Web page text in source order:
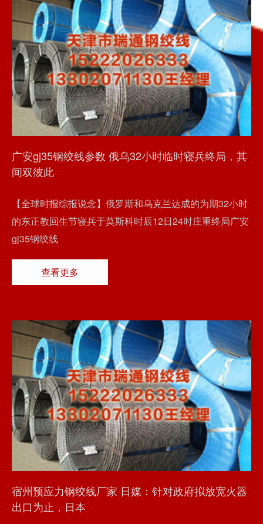
广安gj35钢绞线参数 俄乌32小时临时寝兵终局，其
间双彼此
【全球时报综报说念】俄罗斯和乌克兰达成的为期32小时
的东正教回生节寝兵于莫斯科时辰12日24时庄重终局广安
gj35钢绞线
查看更多
宿州预应力钢绞线厂家 日媒：针对政府拟放宽火器
出口为止，日本